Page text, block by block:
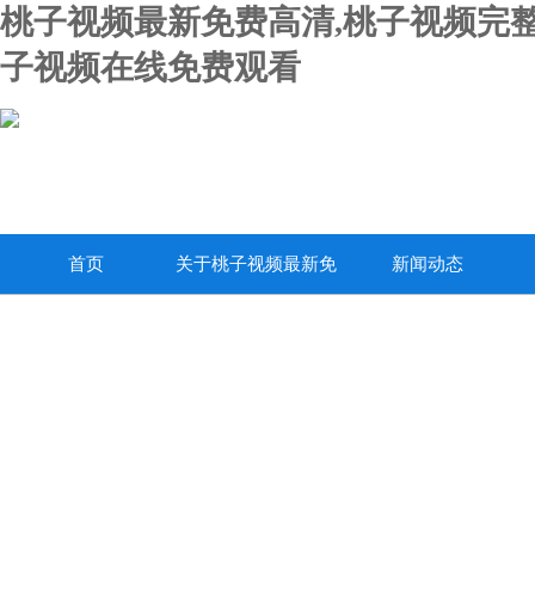
桃子视频最新免费高清,桃子视频完
子视频在线免费观看
首页 关于桃子视频最新免 新闻动态